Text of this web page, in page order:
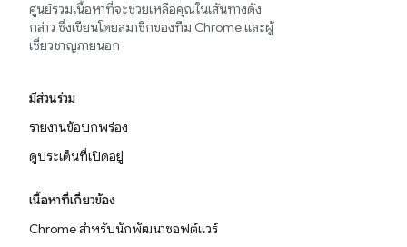
ศูนย์รวมเนื้อหาที่จะช่วยเหลือคุณในเส้นทางดัง
กล่าว ซึ่งเขียนโดยสมาชิกของทีม Chrome และผู้
เชี่ยวชาญภายนอก
มีส่วนร่วม
รายงานข้อบกพร่อง
ดูประเด็นที่เปิดอยู่
เนื้อหาที่เกี่ยวข้อง
Chrome สำหรับนักพัฒนาซอฟต์แวร์